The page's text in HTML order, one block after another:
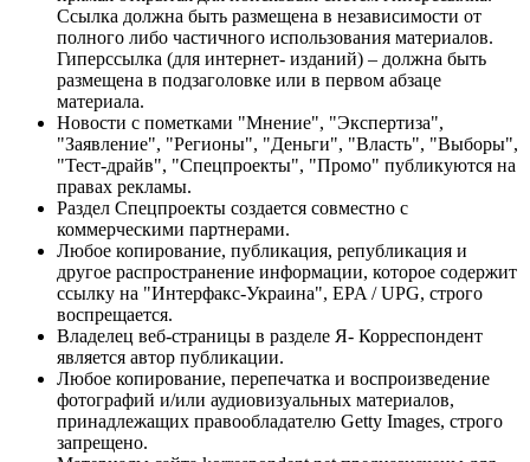
Ссылка должна быть размещена в независимости от
полного либо частичного использования материалов.
Гиперссылка (для интернет- изданий) – должна быть
размещена в подзаголовке или в первом абзаце
материала.
Новости с пометками "Мнение", "Экспертиза",
"Заявление", "Регионы", "Деньги", "Власть", "Выборы",
"Тест-драйв", "Спецпроекты", "Промо" публикуются на
правах рекламы.
Раздел Спецпроекты создается совместно с
коммерческими партнерами.
Любое копирование, публикация, републикация и
другое распространение информации, которое содержит
ссылку на "Интерфакс-Украина", EPA / UPG, строго
воспрещается.
Владелец веб-страницы в разделе Я- Корреспондент
является автор публикации.
Любое копирование, перепечатка и воспроизведение
фотографий и/или аудиовизуальных материалов,
принадлежащих правообладателю Getty Images, строго
запрещено.